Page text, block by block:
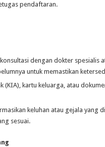
pendaftaran.
dengan dokter spesialis
untuk memastikan
(KIA), kartu keluarga, atau
keluhan atau gejala yang
sesuai.